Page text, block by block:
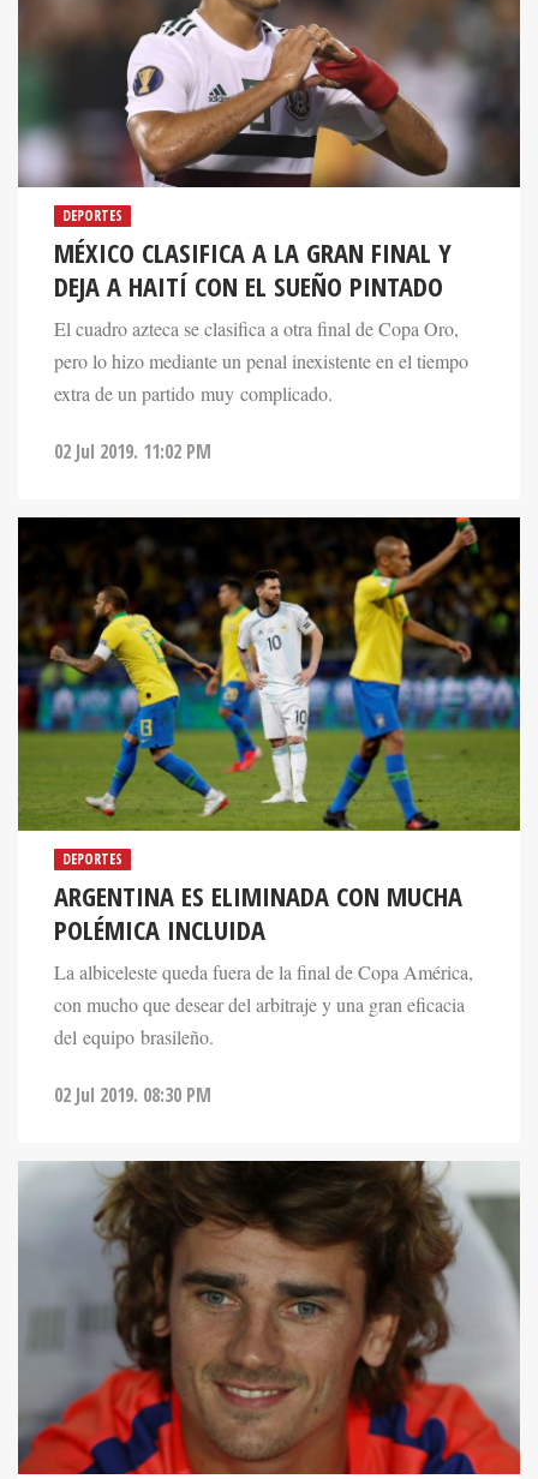
DEPORTES
MÉXICO CLASIFICA A LA GRAN FINAL Y
DEJA A HAITÍ CON EL SUEÑO PINTADO
El cuadro azteca se clasifica a otra final de Copa Oro,
pero lo hizo mediante un penal inexistente en el tiempo
extra de un partido muy complicado.
02 Jul 2019. 11:02 PM
DEPORTES
ARGENTINA ES ELIMINADA CON MUCHA
POLÉMICA INCLUIDA
La albiceleste queda fuera de la final de Copa América,
con mucho que desear del arbitraje y una gran eficacia
del equipo brasileño.
02 Jul 2019. 08:30 PM